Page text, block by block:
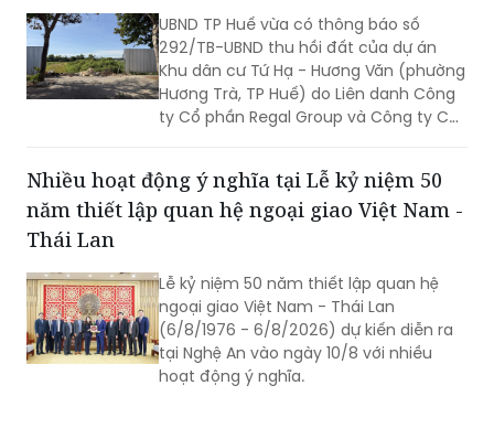
chuyển biến rõ nét trong phát triển kinh
tế - xã hội và nâng cao đời sống Nhân
dân.
UBND TP Huế vừa có thông báo số
292/TB-UBND thu hồi đất của dự án
Khu dân cư Tứ Hạ - Hương Văn (phường
Hương Trà, TP Huế) do Liên danh Công
ty Cổ phần Regal Group và Công ty Cổ
Nhiều hoạt động ý nghĩa tại Lễ kỷ niệm 50
năm thiết lập quan hệ ngoại giao Việt Nam -
Thái Lan
Lễ kỷ niệm 50 năm thiết lập quan hệ
ngoại giao Việt Nam - Thái Lan
(6/8/1976 - 6/8/2026) dự kiến diễn ra
tại Nghệ An vào ngày 10/8 với nhiều
hoạt động ý nghĩa.